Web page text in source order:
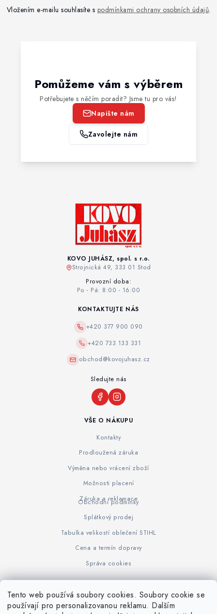
Tento web používá soubory cookies. Soubory cookie se
používají pro personalizovanou reklamu. Dalším
Vložením e-mailu souhlasíte s podmínkami ochrany osobních údajů.
Pomůžeme vám s výběrem
Potřebujete s něčím poradit? Jsme tu pro vás!
Napište nám
Zavolejte nám
KOVO JUHÁSZ, spol. s r.o.
Strojnická 49, 333 01 Stod
Provozní doba:
Po - Pá: 8:00 - 16:00
VŠE O NÁKUPU
Kontakty
Prodloužená záruka
Výměna nebo vrácení zboží
Možnosti placení
Záruka a reklamace
Obchodní podmínky
Splátkový prodej
Tabulka velikostí oblečení STIHL
Cena a termín dopravy
Správa cookies
KONTAKTUJTE NÁS
+420 377 900 090
+420 733 133 331
obchod@kovojuhasz.cz
Sledujte nás
www.KOVOJUHASZ.cz Výrobce STIHL STIHL Timbersport